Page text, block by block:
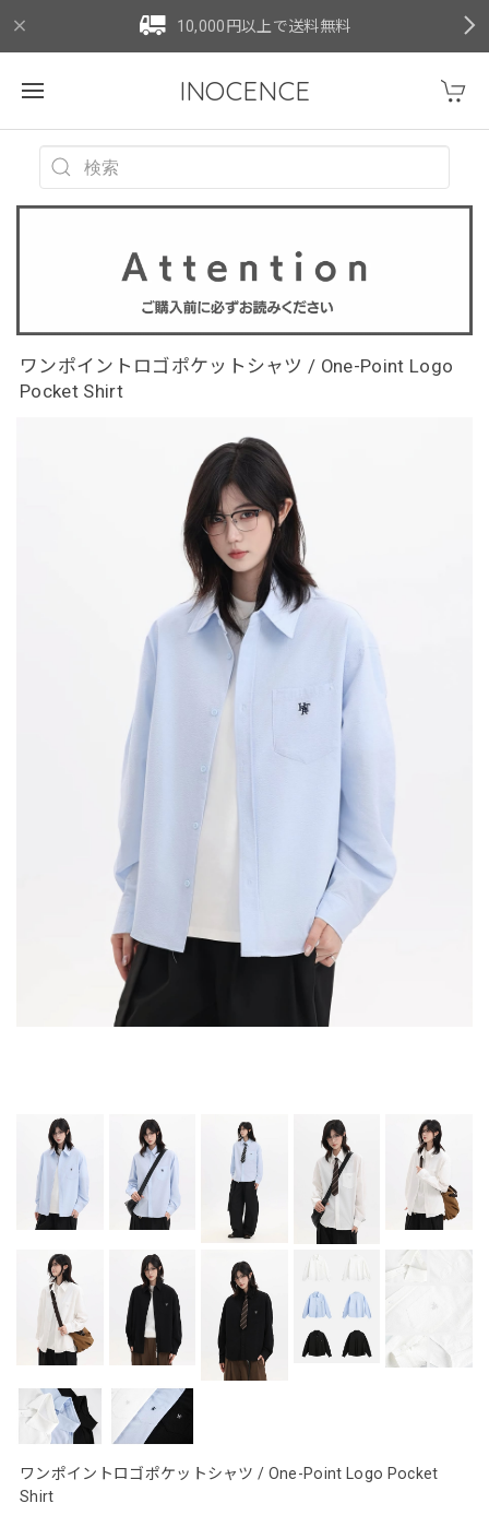
10,000円以上で送料無料
INOCENCE
ワンポイントロゴポケットシャツ / One-Point Logo
Pocket Shirt
ワンポイントロゴポケットシャツ / One-Point Logo Pocket
Shirt